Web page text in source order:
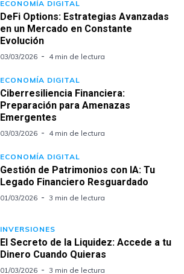
ECONOMÍA DIGITAL
DeFi Options: Estrategias Avanzadas
en un Mercado en Constante
Evolución
03/03/2026 4 min de lectura
ECONOMÍA DIGITAL
Ciberresiliencia Financiera:
Preparación para Amenazas
Emergentes
03/03/2026 4 min de lectura
ECONOMÍA DIGITAL
Gestión de Patrimonios con IA: Tu
Legado Financiero Resguardado
01/03/2026 3 min de lectura
INVERSIONES
El Secreto de la Liquidez: Accede a tu
Dinero Cuando Quieras
01/03/2026 3 min de lectura